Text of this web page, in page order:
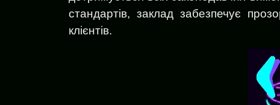
стандартів, заклад забезпечує
клієнтів.